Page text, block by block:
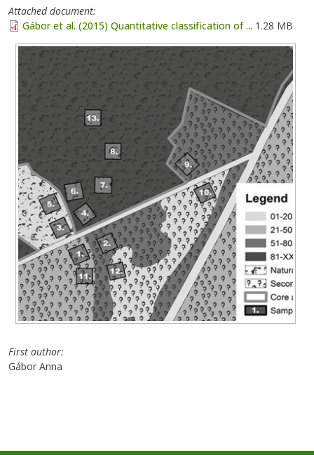
Attached document
Gábor et al. (2015) Quantitative classification of ... 1.28 MB
First author
Gábor Anna